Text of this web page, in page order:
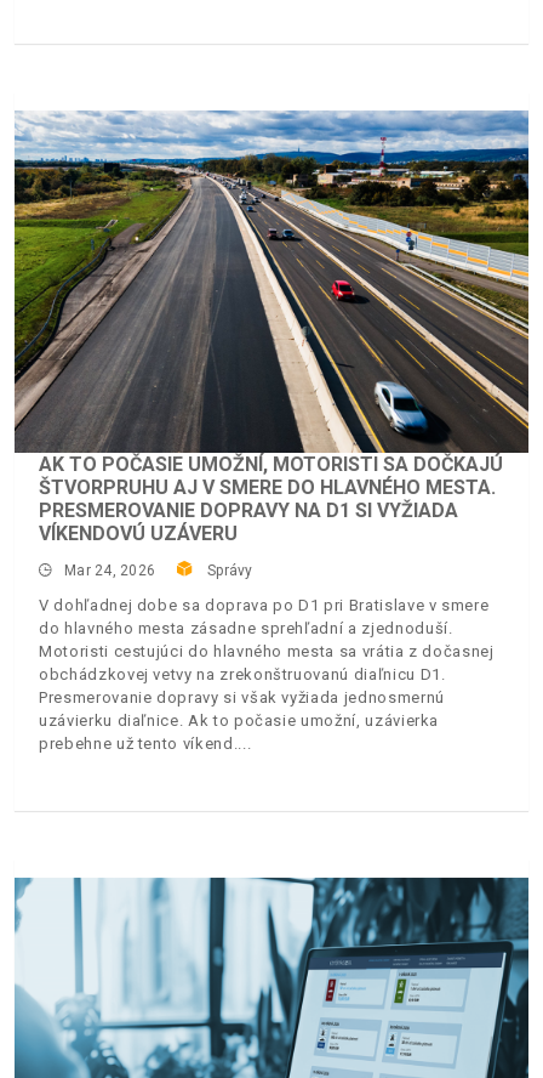
AK TO POČASIE UMOŽNÍ, MOTORISTI SA DOČKAJÚ
ŠTVORPRUHU AJ V SMERE DO HLAVNÉHO MESTA.
PRESMEROVANIE DOPRAVY NA D1 SI VYŽIADA
VÍKENDOVÚ UZÁVERU
Mar 24, 2026 Správy
V dohľadnej dobe sa doprava po D1 pri Bratislave v smere
do hlavného mesta zásadne sprehľadní a zjednoduší.
Motoristi cestujúci do hlavného mesta sa vrátia z dočasnej
obchádzkovej vetvy na zrekonštruovanú diaľnicu D1.
Presmerovanie dopravy si však vyžiada jednosmernú
uzávierku diaľnice. Ak to počasie umožní, uzávierka
prebehne už tento víkend.